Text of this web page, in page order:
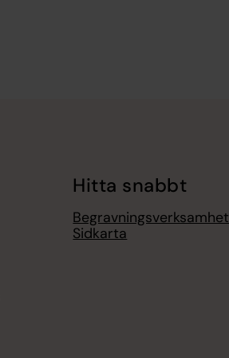
Hitta snabbt
Begravningsverksamhet
Sidkarta